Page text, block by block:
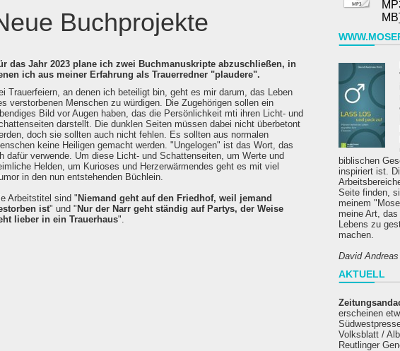
Buchprojekte
das Jahr 2023 plane ich zwei Buchmanuskripte abzuschließen, in
ich aus meiner Erfahrung als Trauerredner "plaudere".
Trauerfeiern, an denen ich beteiligt bin, geht es mir darum, das Leben
verstorbenen Menschen zu würdigen. Die Zugehörigen sollen ein
Bild vor Augen haben, das die Persönlichkeit mti ihren Licht- und
darstellt. Die dunklen Seiten müssen dabei nicht überbetont
doch sie sollten auch nicht fehlen. Es sollten aus normalen
keine Heiligen gemacht werden. "Ungelogen" ist das Wort, das
dafür verwende. Um diese Licht- und Schattenseiten, um Werte und
Helden, um Kurioses und Herzerwärmendes geht es mit viel
in den nun entstehenden Büchlein.
Arbeitstitel sind " Niemand geht auf den Friedhof, weil jemand
ist" und " Nur der Narr geht ständig auf Partys, der Weise
lieber in ein Trauerhaus".
MB]
biblischen
inspiriert ist.
Seite finden,
meinem
meine Art,
Lebens zu
machen.
David
AKTUELL
erscheinen
Volksblatt /
Reutlinger